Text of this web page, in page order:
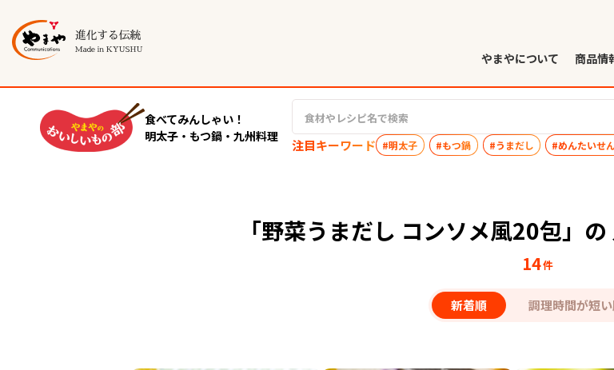
やまやについて 商品情
食べてみんしゃい！
明太子・もつ鍋・九州料理
注目キーワード #明太子 #もつ鍋 #うまだし #めんたいせ
「野菜うまだし コンソメ風20包」
14件
新着順 調理時間が短